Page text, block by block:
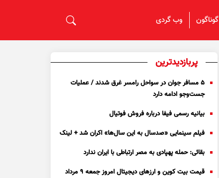
گوناگون وب گردی
پربازدیدترین
۵ مسافر جوان در سواحل رامسر غرق شدند / عملیات
جست‌و‌جو ادامه دارد
بیانیه رسمی فیفا درباره فروش فوتیال
فیلم سینمایی «صدسال به این سال‌ها» اکران شد + لینک
بقائی: حمله پهپادی به مصر ارتباطی با ایران ندارد
قیمت بیت کوین و ارز‌های دیجیتال امروز جمعه ۹ مرداد